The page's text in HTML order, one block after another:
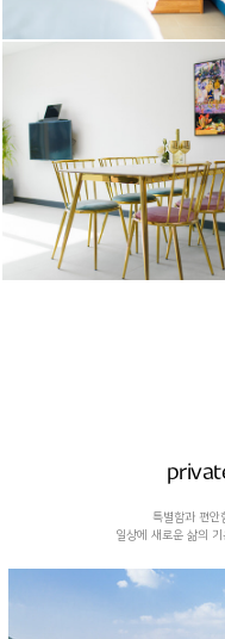
특별함과 편안
일상에 새로운 삶의